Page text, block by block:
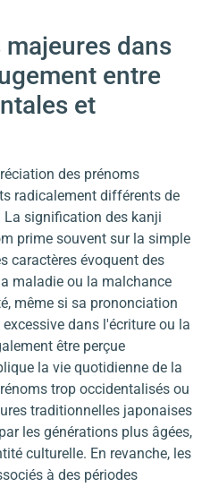
dans
entre
et
des prénoms
radicalement différents de
La signification des kanji
prime souvent sur la simple
caractères évoquent des
maladie ou la malchance
même si sa prononciation
dans l'écriture ou la
être perçue
la vie quotidienne de la
trop occidentalisés ou
traditionnelles japonaises
les générations plus âgées,
culturelle. En revanche, les
à des périodes